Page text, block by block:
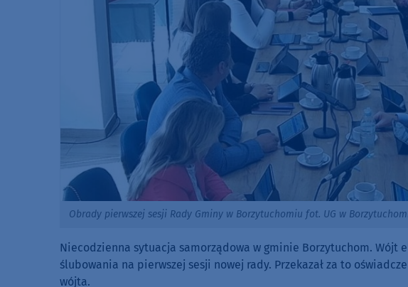
Obrady pierwszej sesji Rady Gminy w Borzytuchomiu fot. UG w
Niecodzienna sytuacja samorządowa w gminie Borzytuchom. Wójt
ślubowania na pierwszej sesji nowej rady. Przekazał za to
wójta.